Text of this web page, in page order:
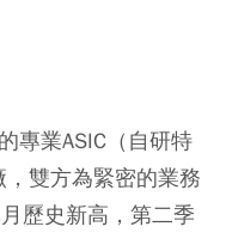
專業ASIC（自研特
雙方為緊密的業務
歷史新高，第二季